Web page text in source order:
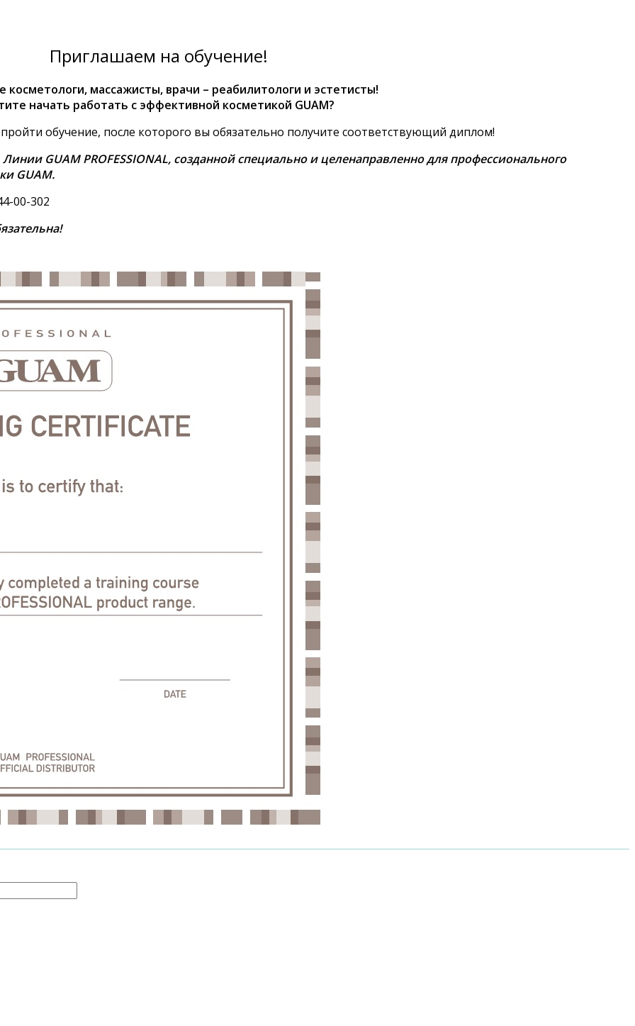
Приглашаем на обучение!
косметологи, массажисты, врачи – реабилитологи и эстетисты!
начать работать с эффективной косметикой GUAM?
обучение, после которого вы обязательно получите соответствующий диплом!
GUAM PROFESSIONAL, созданной специально и целенаправленно для профессионального
GUAM.
00-302